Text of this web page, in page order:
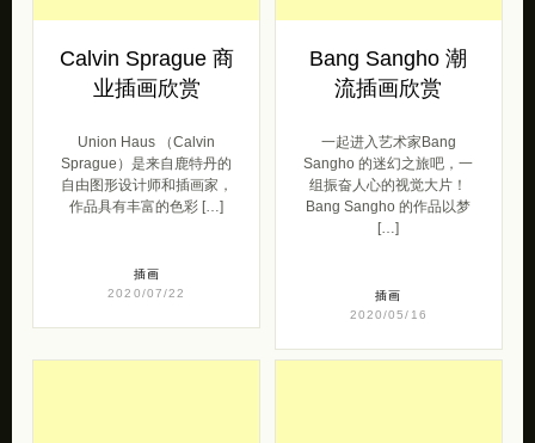
Calvin Sprague 商
业插画欣赏
Union Haus （Calvin
Sprague）是来自鹿特丹的
自由图形设计师和插画家，
作品具有丰富的色彩 […]
插画
2020/07/22
Bang Sangho 潮
流插画欣赏
一起进入艺术家Bang
Sangho 的迷幻之旅吧，一
组振奋人心的视觉大片！
Bang Sangho 的作品以梦
[…]
插画
2020/05/16